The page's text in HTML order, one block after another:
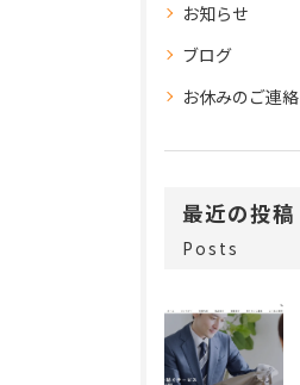
お知らせ
ブログ
お休みのご連絡
最近の投稿
Posts